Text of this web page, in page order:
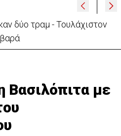
δύο τραμ - Τουλάχιστον
με